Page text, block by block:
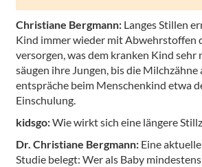
Christiane Bergmann:Langes Stillen
Kind immer wieder mit Abwehrstoffen
versorgen, was dem kranken Kind sehr
säugen ihre Jungen, bis die Milchzähne
entspräche beim Menschenkind etwa
Einschulung.
kidsgo:Wie wirkt sich eine längere
Dr. Christiane Bergmann:Eine
Studie belegt: Wer als Baby